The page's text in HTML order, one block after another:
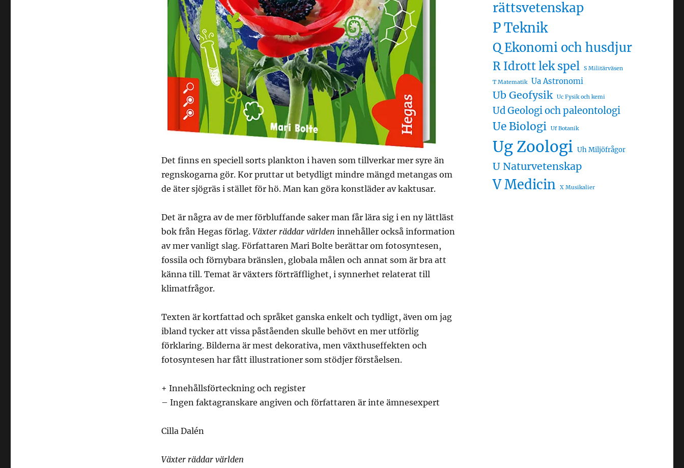
Det finns en speciell sorts plankton i haven som tillverkar mer syre än
regnskogarna gör. Kor pruttar ut betydligt mindre mängd metangas om
de äter sjögräs i stället för hö. Man kan göra konstläder av kaktusar.
Det är några av de mer förbluffande saker man får lära sig i en ny lättläst
bok från Hegas förlag. Växter räddar världen innehåller också information
av mer vanligt slag. Författaren Mari Bolte berättar om fotosyntesen,
fossila och förnybara bränslen, globala målen och annat som är bra att
känna till. Temat är växters förträfflighet, i synnerhet relaterat till
klimatfrågor.
Texten är kortfattad och språket ganska enkelt och tydligt, även om jag
ibland tycker att vissa påståenden skulle behövt en mer utförlig
förklaring. Bilderna är mest dekorativa, men växthuseffekten och
fotosyntesen har fått illustrationer som stödjer förståelsen.
+ Innehållsförteckning och register
– Ingen faktagranskare angiven och författaren är inte ämnesexpert
Cilla Dalén
Växter räddar världen
rättsvetenskap
P Teknik
Q Ekonomi och husdjur
R Idrott lek spel S Militärväsen
T Matematik Ua Astronomi
Ub Geofysik Uc Fysik och kemi
Ud Geologi och paleontologi
Ue Biologi Uf Botanik
Ug Zoologi Uh Miljöfrågor
U Naturvetenskap
V Medicin X Musikalier